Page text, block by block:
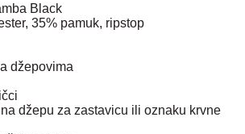
Black
35% pamuk, ripstop
džepovima
džepu za zastavicu ili oznaku krvne